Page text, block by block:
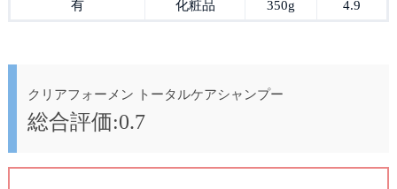
有 化粧品 350g 4.9
クリアフォーメン トータルケアシャンプー
総合評価:0.7